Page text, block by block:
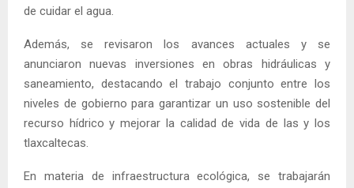
de cuidar el agua.
Además, se revisaron los avances actuales y se
anunciaron nuevas inversiones en obras hidráulicas y
saneamiento, destacando el trabajo conjunto entre los
niveles de gobierno para garantizar un uso sostenible del
recurso hídrico y mejorar la calidad de vida de las y los
tlaxcaltecas.
En materia de infraestructura ecológica, se trabajarán